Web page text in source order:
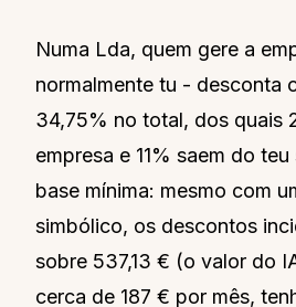
Numa Lda, quem gere a
normalmente tu - desconta
34,75% no total, dos quais
empresa e 11% saem do
base mínima: mesmo com
simbólico, os descontos
sobre 537,13 € (o valor do
cerca de 187 € por mês,